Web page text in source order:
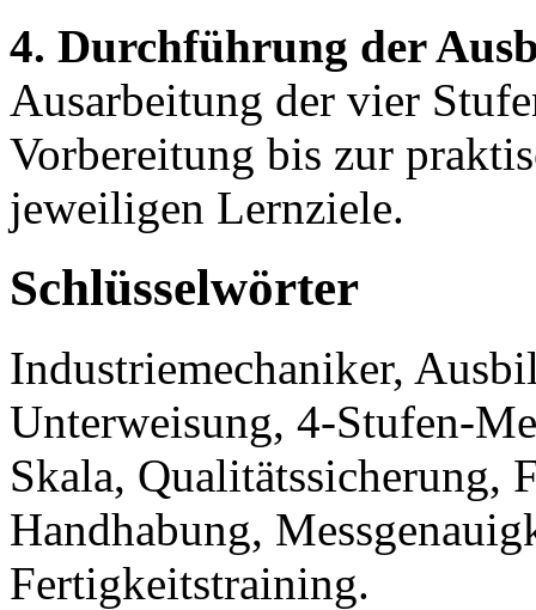
4. Durchführung der
Ausarbeitung der vier
Vorbereitung bis zur
jeweiligen Lernziele.
Schlüsselwörter
Industriemechaniker,
Unterweisung, 4-Stufen-
Skala, Qualitätssicherung,
Handhabung,
Fertigkeitstraining.